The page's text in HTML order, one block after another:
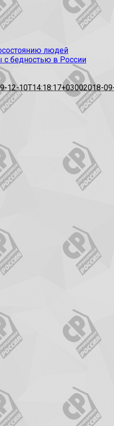
людей
с бедностью в России
12-10T14:18:17+03002018-